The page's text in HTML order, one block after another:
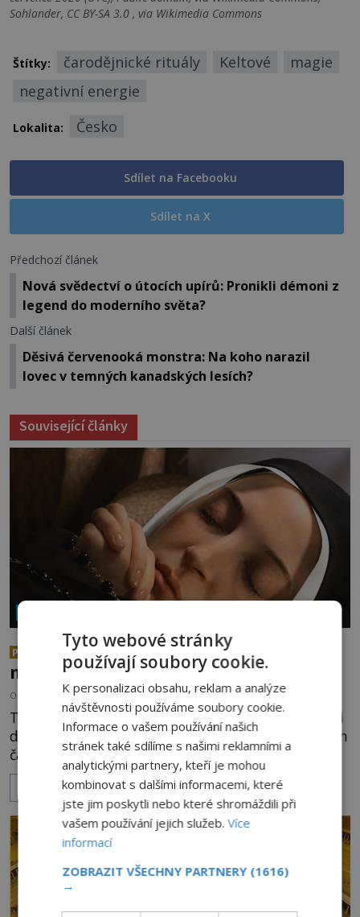
Sohlander, CC BY-SA 3.0 , via Wikimedia Commons
Štítky: čarodějnické rituály Keltové
magie
negativní energie
Lokalita: Česko
Sdílet na Facebooku
Sdílet na X
Předchozí článek
Nová svědectví o útocích upírů: Pronikli démoni z
legend do moderního světa?
Další článek
Děsivá červenooká monstra: Na koho narazil
lovec v temných kanadských lesích?
Související články
PREMIUM
Neporušená těla svatých: Jak je
možné, že vzdorují času?
OD EVA SOUKUPOVÁ 6.8.2026 2.7TIS
Těla mnohých světců se zázračně nerozkládají ani
desítky či stovky let po jejich smrti, ačkoliv na nich
často nebylo provedeno balzamování či jiné
pokusy o konzervaci. Neporušené ostatky bývají
považovány za důkaz svatosti zemřelých. Jaké
tajemné síly těla významných náboženských
osobností ochraňují? Na hřbitově u kláštera
Milosrdných
ZOBRAZIT VÍCE
Tyto webové stránky
používají soubory cookie.
K personalizaci obsahu, reklam a analýze
návštěvnosti používáme soubory cookie.
Informace o vašem používání našich
stránek také sdílíme s našimi reklamními a
analytickými partnery, kteří je mohou
kombinovat s dalšími informacemi, které
jste jim poskytli nebo které shromáždili při
vašem používání jejich služeb.Více
informací
ZOBRAZIT VŠECHNY PARTNERY (1616)
→